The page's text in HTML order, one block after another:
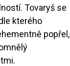
Tovaryš se
kterého
popřel,